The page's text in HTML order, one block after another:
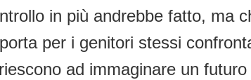
in più andrebbe fatto, ma
per i genitori stessi
ad immaginare un